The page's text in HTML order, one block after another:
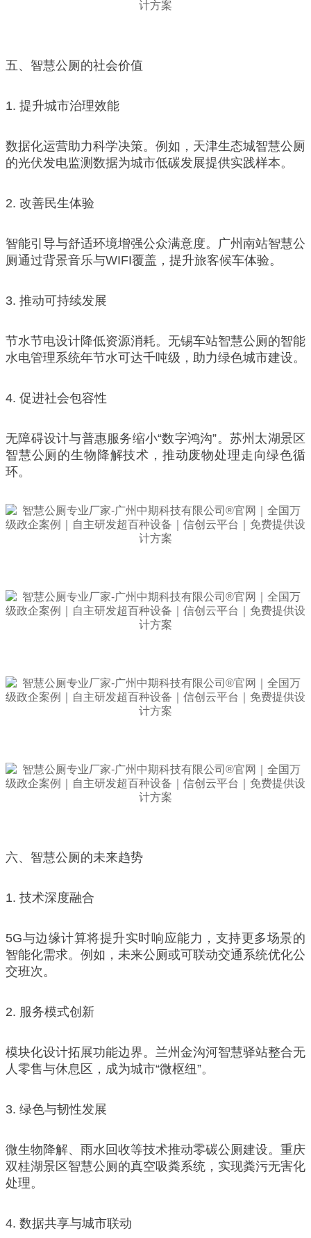
五、智慧公厕的社会价值
1. 提升城市治理效能
数据化运营助力科学决策。例如，天津生态城智慧公厕
的光伏发电监测数据为城市低碳发展提供实践样本。
2. 改善民生体验
智能引导与舒适环境增强公众满意度。广州南站智慧公
厕通过背景音乐与WIFI覆盖，提升旅客候车体验。
3. 推动可持续发展
节水节电设计降低资源消耗。无锡车站智慧公厕的智能
水电管理系统年节水可达千吨级，助力绿色城市建设。
4. 促进社会包容性
无障碍设计与普惠服务缩小“数字鸿沟”。苏州太湖景区
智慧公厕的生物降解技术，推动废物处理走向绿色循
环。
六、智慧公厕的未来趋势
1. 技术深度融合
5G与边缘计算将提升实时响应能力，支持更多场景的
智能化需求。例如，未来公厕或可联动交通系统优化公
交班次。
2. 服务模式创新
模块化设计拓展功能边界。兰州金沟河智慧驿站整合无
人零售与休息区，成为城市“微枢纽”。
3. 绿色与韧性发展
微生物降解、雨水回收等技术推动零碳公厕建设。重庆
双桂湖景区智慧公厕的真空吸粪系统，实现粪污无害化
处理。
4. 数据共享与城市联动